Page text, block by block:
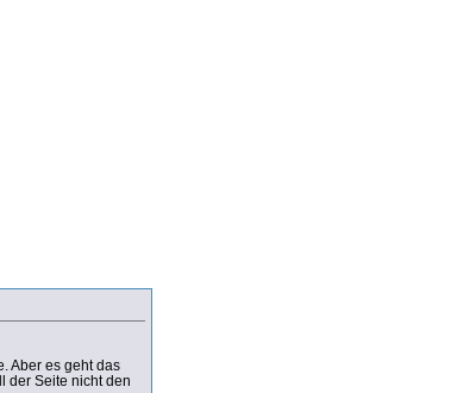
Aber es geht das
der Seite nicht den